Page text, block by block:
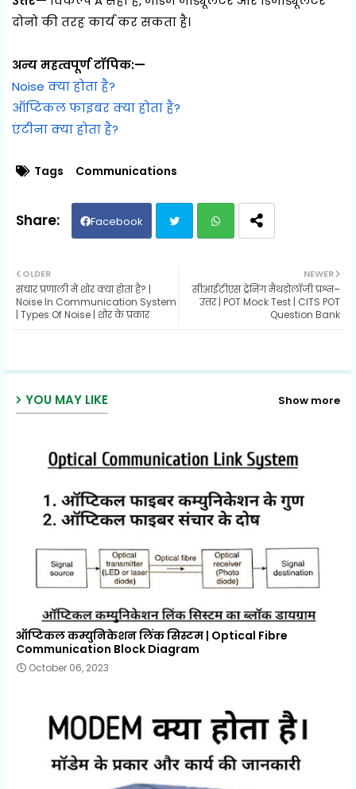
दोनो की तरह कार्य कर सकता है।
अन्य महत्वपूर्ण टॉपिक:—
Noise क्या होता है?
ऑप्टिकल फाइबर क्या होता है?
एंटीना क्या होता है?
Tags Communications
Facebook
ats
NEWER
सीआईटीएस ट्रेनिंग मैथडोलॉजी प्रश्न–
उत्तर | POT Mock Test | CITS POT
Question Bank
OLDER
संचार प्रणाली में शोर क्या होता है? |
Noise In Communication System
| Types Of Noise | शोर के प्रकार
YOU MAY LIKE Show more
ऑप्टिकल कम्युनिकेशन लिंक सिस्टम | Optical Fibre
Communication Block Diagram
October 06, 2023